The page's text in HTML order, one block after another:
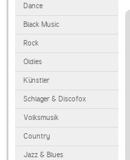
Dance
Black Music
Rock
Oldies
Künstler
Schlager & Discofox
Volksmusik
Country
Jazz & Blues